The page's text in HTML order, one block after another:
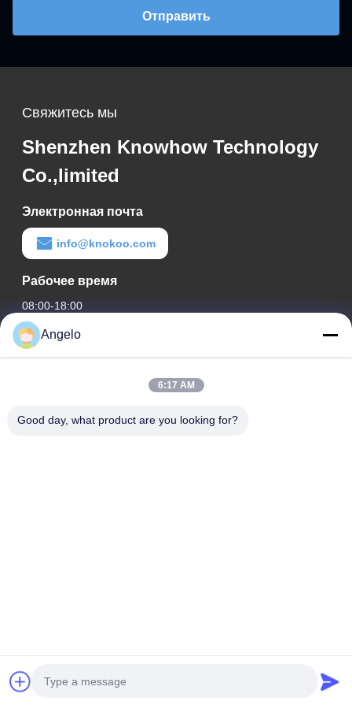
Отправить
Свяжитесь мы
Shenzhen Knowhow Technology
Co.,limited
Электронная почта
info@knokoo.com
Рабочее время
08:00-18:00
Наш адрес
Комната 1508, здание Taojing Business, улица Минбао,
провинция Гуандун
Политика уединения
Angelo
6:17 AM
Good day, what product are you looking for?